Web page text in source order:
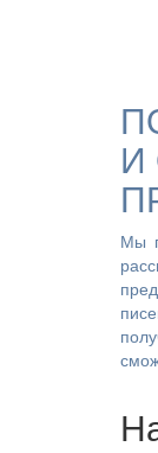
И
Мы